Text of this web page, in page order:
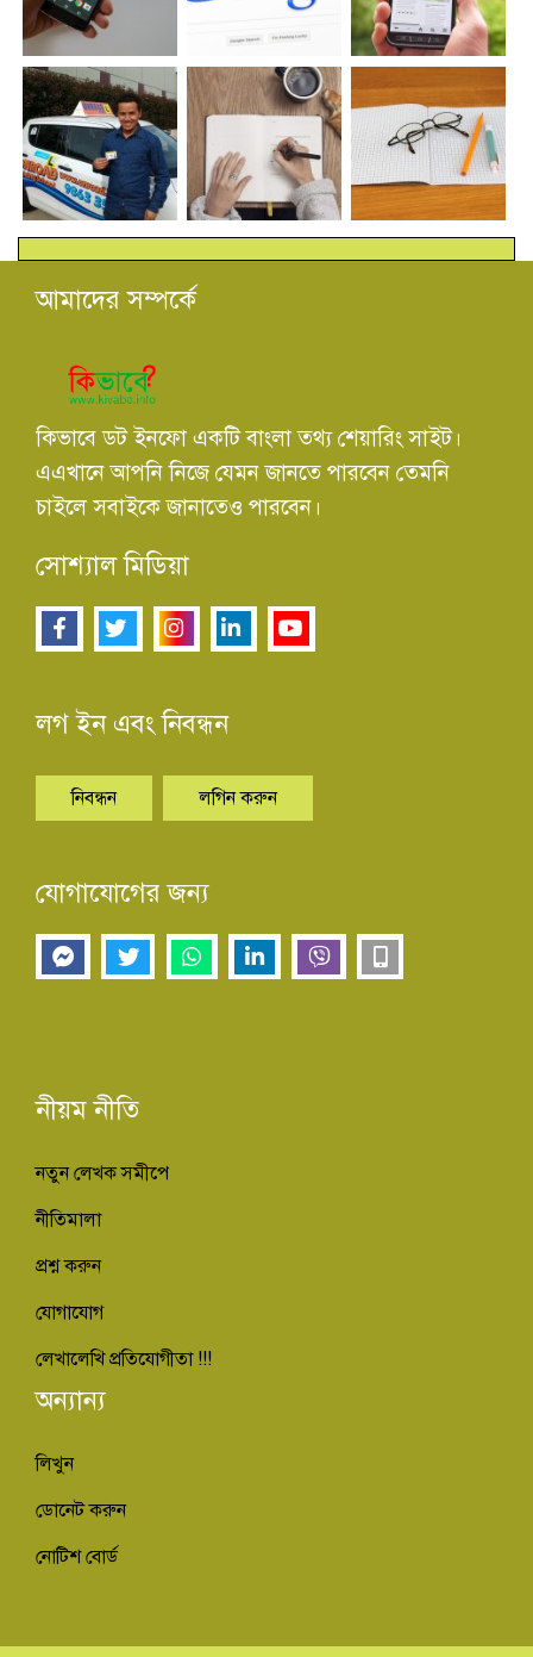
আমাদের সম্পর্কে
কিভাবে ডট ইনফো একটি বাংলা তথ্য শেয়ারিং সাইট।
এএখানে আপনি নিজে যেমন জানতে পারবেন তেমনি
চাইলে সবাইকে জানাতেও পারবেন।
সোশ্যাল মিডিয়া
লগ ইন এবং নিবন্ধন
নিবন্ধন লগিন করুন
যোগাযোগের জন্য
নীয়ম নীতি
নতুন লেখক সমীপে
নীতিমালা
প্রশ্ন করুন
যোগাযোগ
লেখালেখি প্রতিযোগীতা !!!
অন্যান্য
লিখুন
ডোনেট করুন
নোটিশ বোর্ড